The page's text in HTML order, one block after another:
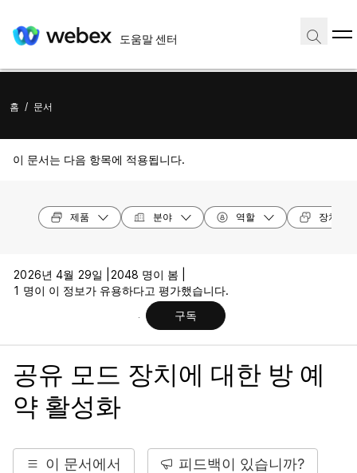
도움말 센터
홈 / 문서
이 문서는 다음 항목에 적용됩니다.
제품 분야 역할 장치 모
2026년 4월 29일 |
2048 명이 봄 |
1 명이 이 정보가 유용하다고 평가했습니다.
구독
공유 모드 장치에 대한 방 예
약 활성화
이 문서에서 피드백이 있습니까?